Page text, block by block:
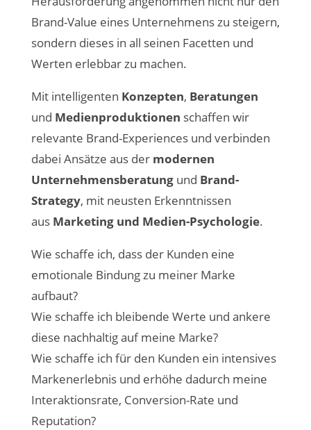
Brand-Value eines Unternehmens zu steigern,
sondern dieses in all seinen Facetten und
Werten erlebbar zu machen.
Mit intelligenten Konzepten, Beratungen
und Medienproduktionen schaffen wir
relevante Brand-Experiences und verbinden
dabei Ansätze aus der modernen
Unternehmensberatungund Brand-
Strategy, mit neusten Erkenntnissen
aus Marketing und Medien-Psychologie.
Wie schaffe ich, dass der Kunden eine
emotionale Bindung zu meiner Marke
aufbaut?
Wie schaffe ich bleibende Werte und ankere
diese nachhaltig auf meine Marke?
Wie schaffe ich für den Kunden ein intensives
Markenerlebnis und erhöhe dadurch meine
Interaktionsrate, Conversion-Rate und
Reputation?